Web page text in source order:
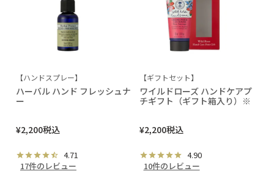
【ハンドスプレー】
ハーバル ハンド フレッシュナ
ー
¥2,200税込
4.71
17件のレビュー
【ギフトセット】
ワイルドローズ ハンドケアプ
チギフト（ギフト箱入り）※
¥2,200税込
4.90
10件のレビュー